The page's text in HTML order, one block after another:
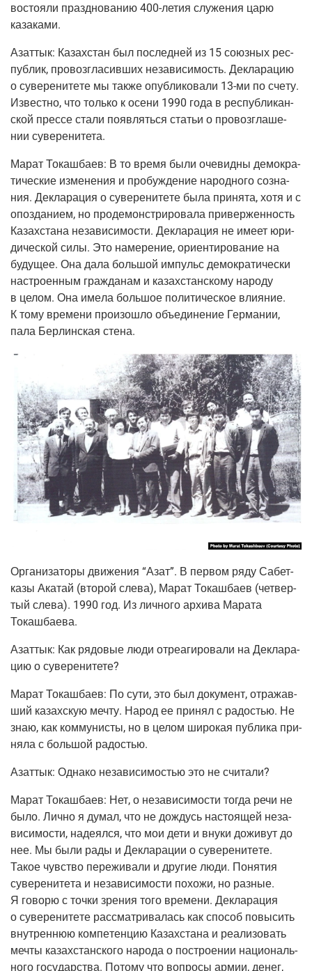
во­сто­я­ли празд­но­ва­нию 400-летия слу­же­ния царю
казаками.
Азаттык: Казах­стан был послед­ней из 15 союз­ных рес­
пуб­лик, про­воз­гла­сив­ших неза­ви­си­мость. Декла­ра­цию
о суве­ре­ни­те­те мы так­же опуб­ли­ко­ва­ли 13-ми по сче­ту.
Извест­но, что толь­ко к осе­ни 1990 года в рес­пуб­ли­кан­
ской прес­се ста­ли появ­лять­ся ста­тьи о про­воз­гла­ше­
нии суверенитета.
Марат Токаш­ба­ев: В то вре­мя были оче­вид­ны демо­кра­
ти­че­ские изме­не­ния и про­буж­де­ние народ­но­го созна­
ния. Декла­ра­ция о суве­ре­ни­те­те была при­ня­та, хотя и с
опоз­да­ни­ем, но про­де­мон­стри­ро­ва­ла при­вер­жен­ность
Казах­ста­на неза­ви­си­мо­сти. Декла­ра­ция не име­ет юри­
ди­че­ской силы. Это наме­ре­ние, ори­ен­ти­ро­ва­ние на
буду­щее. Она дала боль­шой импульс демо­кра­ти­че­ски
настро­ен­ным граж­да­нам и казах­стан­ско­му наро­ду
в целом. Она име­ла боль­шое поли­ти­че­ское вли­я­ние.
К тому вре­ме­ни про­изо­шло объ­еди­не­ние Гер­ма­нии,
пала Бер­лин­ская стена.
Орга­ни­за­то­ры дви­же­ния “Азат”. В пер­вом ряду Сабет­
ка­зы Ака­тай (вто­рой сле­ва), Марат Токаш­ба­ев (чет­вер­
тый сле­ва). 1990 год. Из лич­но­го архи­ва Мара­та
Токашбаева.
Азаттык: Как рядо­вые люди отре­а­ги­ро­ва­ли на Декла­ра­
цию о суверенитете?
Марат Токаш­ба­ев: По сути, это был доку­мент, отра­жав­
ший казах­скую меч­ту. Народ ее при­нял с радо­стью. Не
знаю, как ком­му­ни­сты, но в целом широ­кая пуб­ли­ка при­
ня­ла с боль­шой радостью.
Азаттык: Одна­ко неза­ви­си­мо­стью это не считали?
Марат Токаш­ба­ев: Нет, о неза­ви­си­мо­сти тогда речи не
было. Лич­но я думал, что не дождусь насто­я­щей неза­
ви­си­мо­сти, наде­ял­ся, что мои дети и вну­ки дожи­вут до
нее. Мы были рады и Декла­ра­ции о суве­ре­ни­те­те.
Такое чув­ство пере­жи­ва­ли и дру­гие люди. Поня­тия
суве­ре­ни­те­та и неза­ви­си­мо­сти похо­жи, но раз­ные.
Я гово­рю с точ­ки зре­ния того вре­ме­ни. Декла­ра­ция
о суве­ре­ни­те­те рас­смат­ри­ва­лась как спо­соб повы­сить
внут­рен­нюю ком­пе­тен­цию Казах­ста­на и реа­ли­зо­вать
меч­ты казах­стан­ско­го наро­да о постро­е­нии наци­о­наль­
но­го госу­дар­ства. Пото­му что вопро­сы армии, денег,